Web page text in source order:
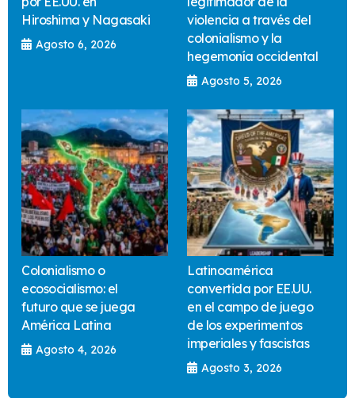
Hiroshima y Nagasaki
Agosto 6, 2026
violencia a través del
colonialismo y la
hegemonía occidental
Agosto 5, 2026
Colonialismo o
ecosocialismo: el
futuro que se juega
América Latina
Agosto 4, 2026
Latinoamérica
convertida por EE.UU.
en el campo de juego
de los experimentos
imperiales y fascistas
Agosto 3, 2026